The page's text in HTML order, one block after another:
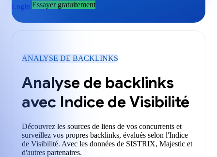
Login Essayer gratuitement
ANALYSE DE BACKLINKS
Analyse de backlinks
avec Indice de Visibilité
Découvrez les sources de liens de vos concurrents et
surveillez vos propres backlinks, évalués selon l'Indice
de Visibilité. Avec les données de SISTRIX, Majestic et
d'autres partenaires.